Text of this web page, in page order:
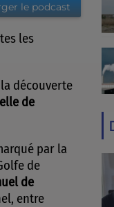
le podcast
les
découverte
de
par la
de
de
entre